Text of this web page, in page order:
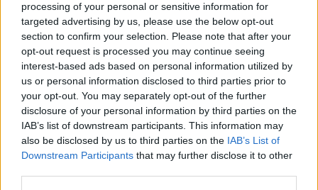
processing of your personal or sensitive information for
targeted advertising by us, please use the below opt-out
section to confirm your selection. Please note that after your
opt-out request is processed you may continue seeing
interest-based ads based on personal information utilized by
us or personal information disclosed to third parties prior to
your opt-out. You may separately opt-out of the further
disclosure of your personal information by third parties on the
IAB’s list of downstream participants. This information may
also be disclosed by us to third parties on the IAB’s List of
Downstream Participants that may further disclose it to other
Alberto Bettiolins Auge; auf den flachen letzten
Kilometern kann manStefan Küng, Joshua Tarling
undJonas Abrahamsenunter keinen Umständen
ziehen lassen; und im Mittelfeld haben wir Fahrer
Matej Mohoric, Jopeph Blakmore und
Rasmus
Tiller.
Einige der oben genannten Fahrer haben bereits
gute Chancen, im Sprint zu gewinnen, aber einige
Fahrer werden gezielt darauf hinarbeiten. Und die